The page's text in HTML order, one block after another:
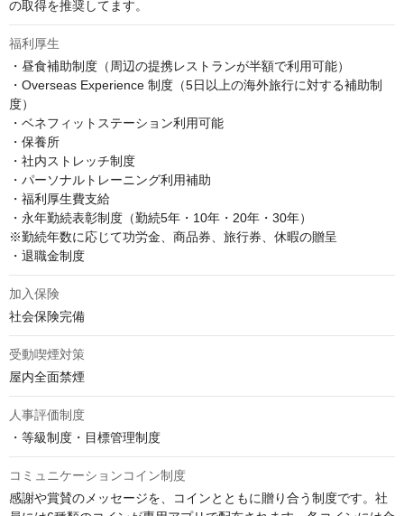
の取得を推奨してます。
福利厚生
・昼食補助制度（周辺の提携レストランが半額で利用可能）
・Overseas Experience 制度（5日以上の海外旅行に対する補助制
度）
・ベネフィットステーション利用可能
・保養所
・社内ストレッチ制度
・パーソナルトレーニング利用補助
・福利厚生費支給
・永年勤続表彰制度（勤続5年・10年・20年・30年）
※勤続年数に応じて功労金、商品券、旅行券、休暇の贈呈
・退職金制度
加入保険
社会保険完備
受動喫煙対策
屋内全面禁煙
人事評価制度
・等級制度・目標管理制度
コミュニケーションコイン制度
感謝や賞賛のメッセージを、コインとともに贈り合う制度です。社